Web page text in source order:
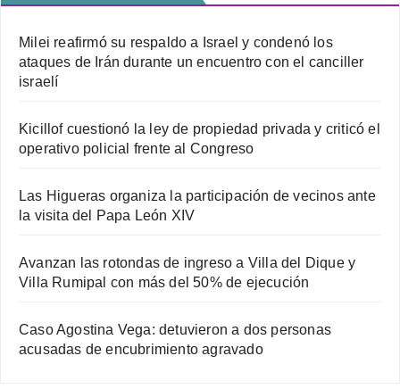
Milei reafirmó su respaldo a Israel y condenó los
ataques de Irán durante un encuentro con el canciller
israelí
Kicillof cuestionó la ley de propiedad privada y criticó el
operativo policial frente al Congreso
Las Higueras organiza la participación de vecinos ante
la visita del Papa León XIV
Avanzan las rotondas de ingreso a Villa del Dique y
Villa Rumipal con más del 50% de ejecución
Caso Agostina Vega: detuvieron a dos personas
acusadas de encubrimiento agravado